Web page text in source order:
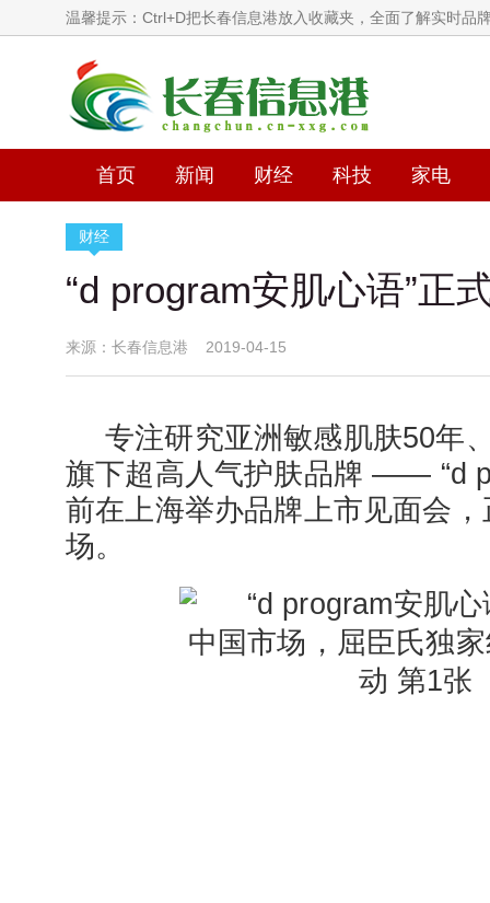
温馨提示：Ctrl+D把长春信息港放入收藏夹，全面了解实时品
首页 新闻 财经 科技 家电
财经
“d program安肌心语”正
来源：长春信息港 2019-04-15
专注研究亚洲敏感肌肤50年
旗下超高人气护肤品牌 —— “d
前在上海举办品牌上市见面会
场。